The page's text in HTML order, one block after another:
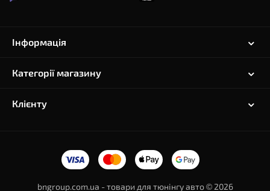
Інформація
Категорії магазину
Клієнту
bngroup.com.ua - товари для тюнінгу авто © 2026